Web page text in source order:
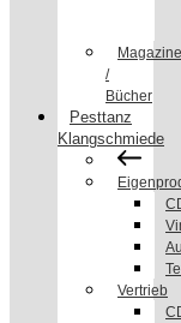
Magazine
/
Bücher
Pesttanz
Klangschmiede
Vertrieb